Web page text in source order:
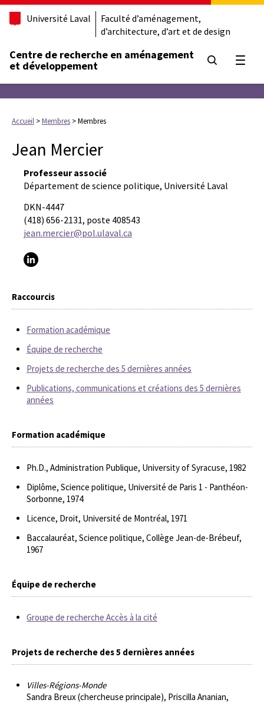
Université Laval
Faculté d’aménagement,
d’architecture, d’art et de design
Centre de recherche en aménagement
et développement
Accueil >Membres >Membres
Jean Mercier
Professeur associé
Département de science politique, Université Laval
DKN-4447
(418) 656-2131, poste 408543
jean.mercier@pol.ulaval.ca
Raccourcis
Formation académique
Équipe de recherche
Projets de recherche des 5 dernières années
Publications, communications et créations des 5 dernières
années
Formation académique
Ph.D., Administration Publique, University of Syracuse, 1982
Diplôme, Science politique, Université de Paris 1 - Panthéon-
Sorbonne, 1974
Licence, Droit, Université de Montréal, 1971
Baccalauréat, Science politique, Collège Jean-de-Brébeuf,
1967
Équipe de recherche
Groupe de recherche Accès à la cité
Projets de recherche des 5 dernières années
Villes-Régions-Monde
Sandra Breux (chercheuse principale), Priscilla Ananian,